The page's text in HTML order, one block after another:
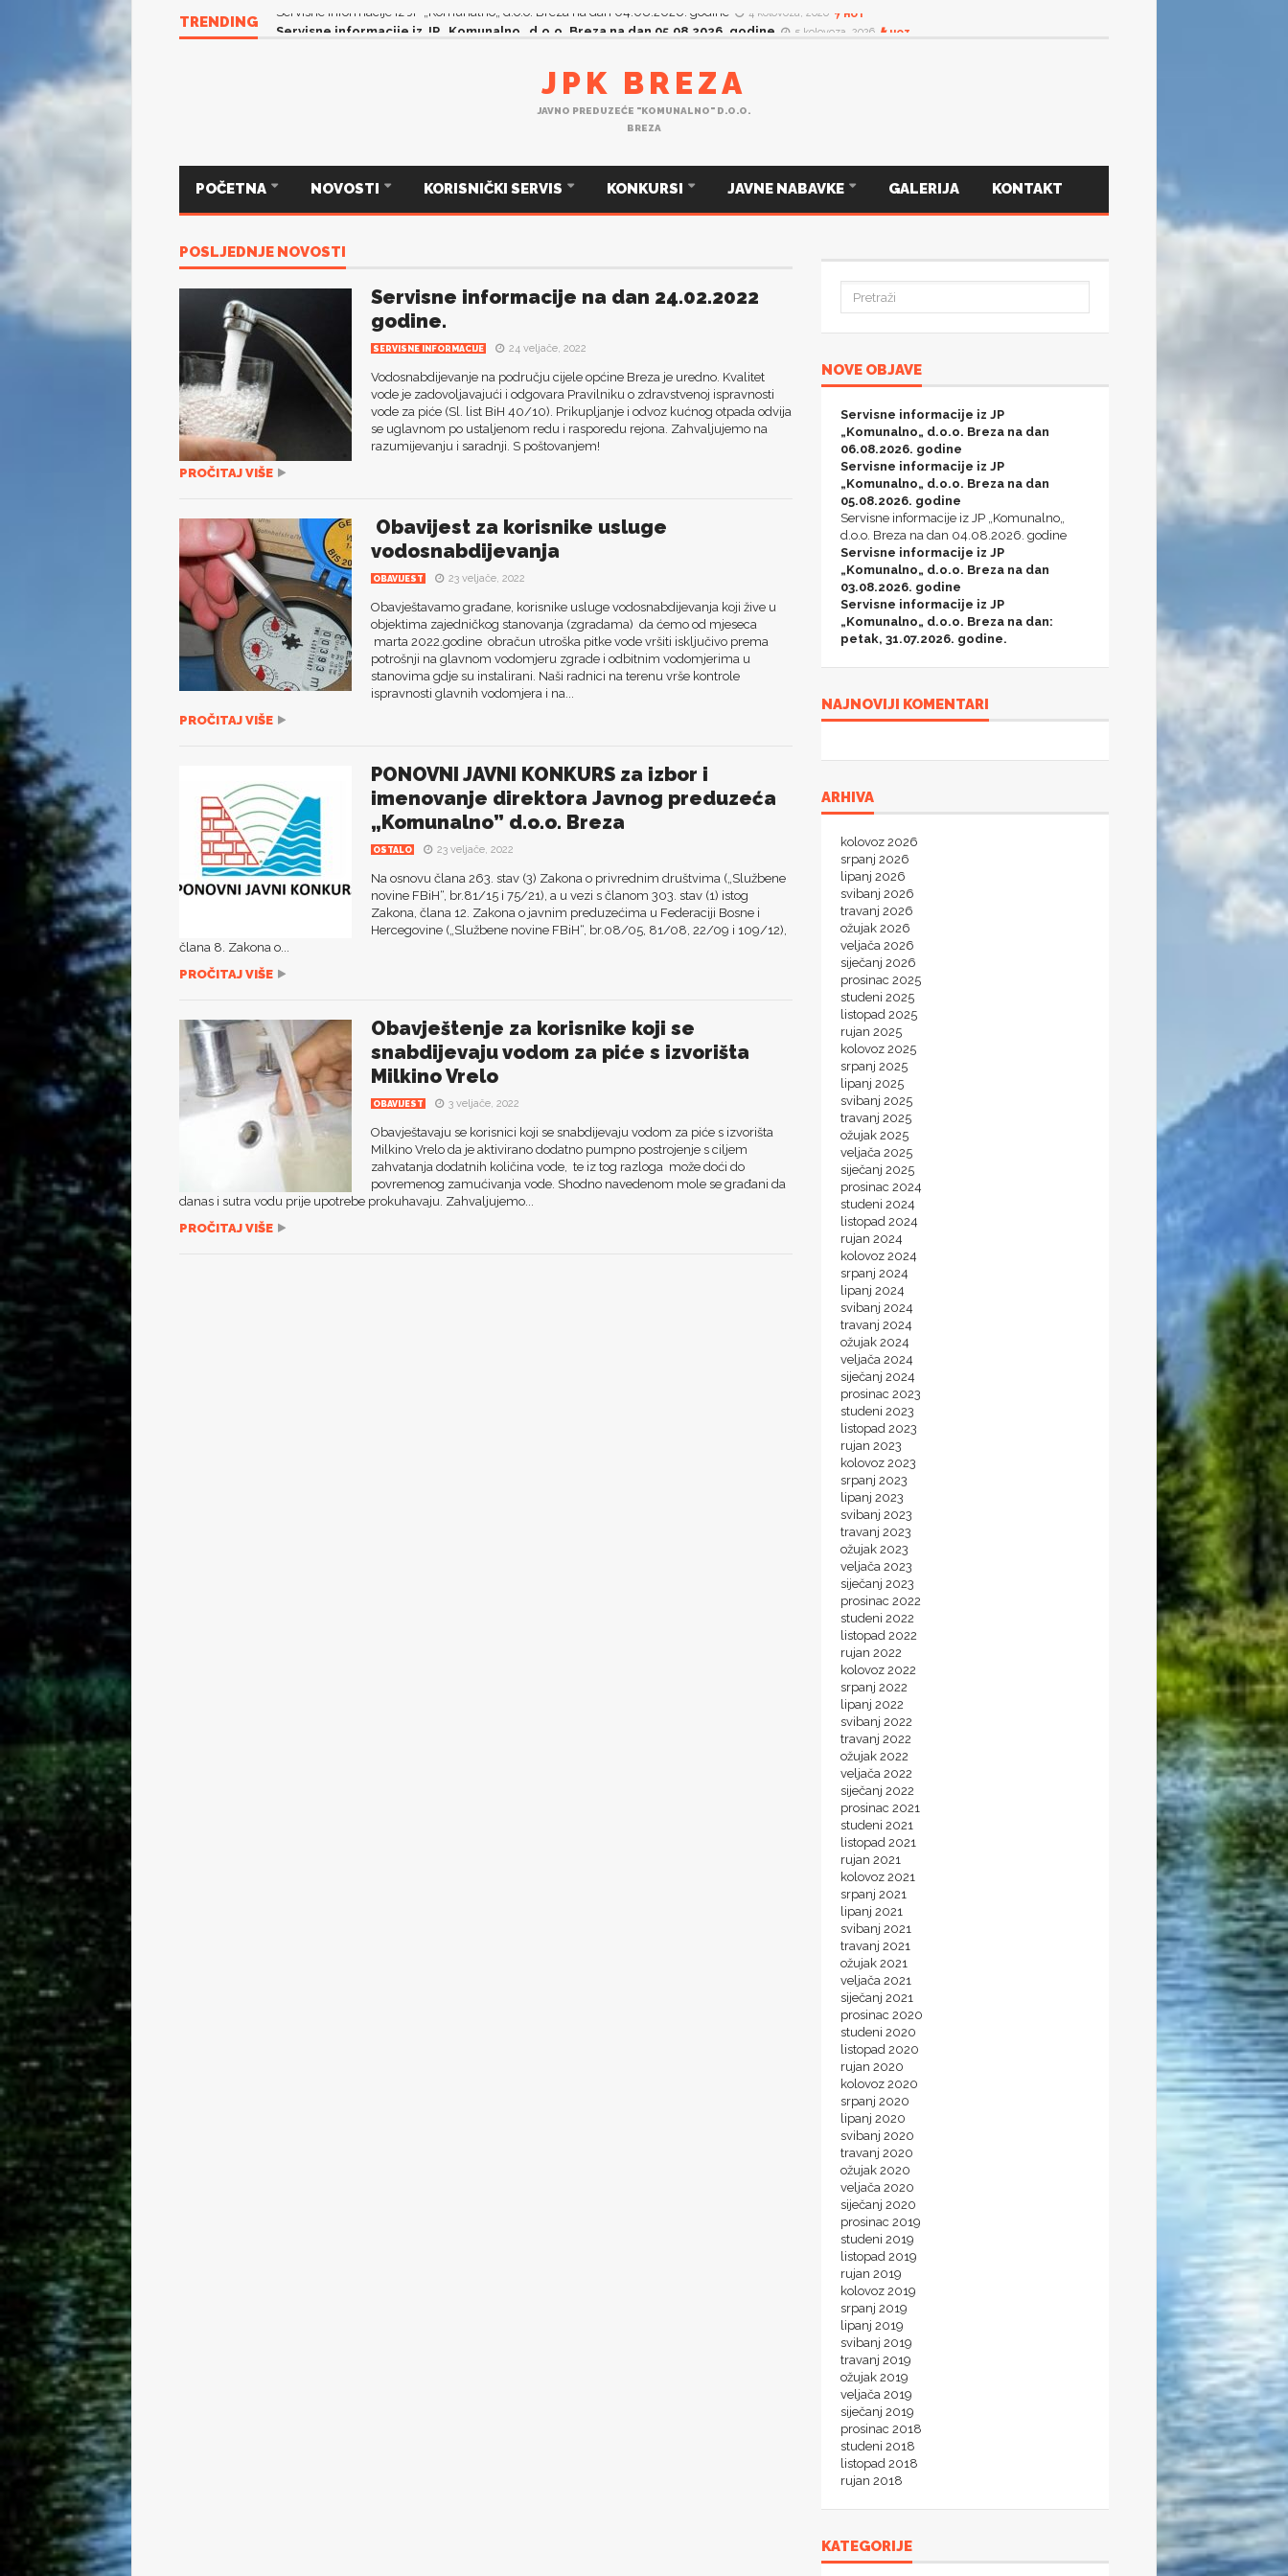
TRENDING Servisne informacije iz JP „Komunalno„ d.o.o. Breza na dan 04.08.2026. godine 4 kolovoza, 2026
JPK BREZA
JAVNO PREDUZEĆE "KOMUNALNO" D.O.O.
BREZA
POČETNA NOVOSTI KORISNIČKI SERVIS KONKURSI JAVNE NABAVKE GALERIJA KONTAKT
POSLJEDNJE NOVOSTI
Servisne informacije na dan 24.02.2022
godine.
SERVISNE INFORMACIJE 24 veljače, 2022
Vodosnabdijevanje na području cijele općine Breza je uredno. Kvalitet
vode je zadovoljavajući i odgovara Pravilniku o zdravstvenoj ispravnosti
vode za piće (Sl. list BiH 40/10). Prikupljanje i odvoz kućnog otpada odvija
se uglavnom po ustaljenom redu i rasporedu rejona. Zahvaljujemo na
razumijevanju i saradnji. S poštovanjem!
PROČITAJ VIŠE
Obavijest za korisnike usluge
vodosnabdijevanja
OBAVIJEST 23 veljače, 2022
Obavještavamo građane, korisnike usluge vodosnabdijevanja koji žive u
objektima zajedničkog stanovanja (zgradama) da ćemo od mjeseca
marta 2022.godine obračun utroška pitke vode vršiti isključivo prema
potrošnji na glavnom vodomjeru zgrade i odbitnim vodomjerima u
stanovima gdje su instalirani. Naši radnici na terenu vrše kontrole
ispravnosti glavnih vodomjera i na...
PROČITAJ VIŠE
PONOVNI JAVNI KONKURS za izbor i
imenovanje direktora Javnog preduzeća
„Komunalno” d.o.o. Breza
OSTALO 23 veljače, 2022
Na osnovu člana 263. stav (3) Zakona o privrednim društvima („Službene
novine FBiH“, br.81/15 i 75/21), a u vezi s članom 303. stav (1) istog
Zakona, člana 12. Zakona o javnim preduzećima u Federaciji Bosne i
Hercegovine („Službene novine FBiH“, br.08/05, 81/08, 22/09 i 109/12),
člana 8. Zakona o...
PROČITAJ VIŠE
Obavještenje za korisnike koji se
snabdijevaju vodom za piće s izvorišta
Milkino Vrelo
OBAVIJEST 3 veljače, 2022
Obavještavaju se korisnici koji se snabdijevaju vodom za piće s izvorišta
Milkino Vrelo da je aktivirano dodatno pumpno postrojenje s ciljem
zahvatanja dodatnih količina vode, te iz tog razloga može doći do
povremenog zamućivanja vode. Shodno navedenom mole se građani da
danas i sutra vodu prije upotrebe prokuhavaju. Zahvaljujemo...
PROČITAJ VIŠE
NOVE OBJAVE
Servisne informacije iz JP
„Komunalno„ d.o.o. Breza na dan
06.08.2026. godine
Servisne informacije iz JP
„Komunalno„ d.o.o. Breza na dan
05.08.2026. godine
Servisne informacije iz JP „Komunalno„
d.o.o. Breza na dan 04.08.2026. godine
Servisne informacije iz JP
„Komunalno„ d.o.o. Breza na dan
03.08.2026. godine
Servisne informacije iz JP
„Komunalno„ d.o.o. Breza na dan:
petak, 31.07.2026. godine.
NAJNOVIJI KOMENTARI
ARHIVA
kolovoz 2026
srpanj 2026
lipanj 2026
svibanj 2026
travanj 2026
ožujak 2026
veljača 2026
siječanj 2026
prosinac 2025
studeni 2025
listopad 2025
rujan 2025
kolovoz 2025
srpanj 2025
lipanj 2025
svibanj 2025
travanj 2025
ožujak 2025
veljača 2025
siječanj 2025
prosinac 2024
studeni 2024
listopad 2024
rujan 2024
kolovoz 2024
srpanj 2024
lipanj 2024
svibanj 2024
travanj 2024
ožujak 2024
veljača 2024
siječanj 2024
prosinac 2023
studeni 2023
listopad 2023
rujan 2023
kolovoz 2023
srpanj 2023
lipanj 2023
svibanj 2023
travanj 2023
ožujak 2023
veljača 2023
siječanj 2023
prosinac 2022
studeni 2022
listopad 2022
rujan 2022
kolovoz 2022
srpanj 2022
lipanj 2022
svibanj 2022
travanj 2022
ožujak 2022
veljača 2022
siječanj 2022
prosinac 2021
studeni 2021
listopad 2021
rujan 2021
kolovoz 2021
srpanj 2021
lipanj 2021
svibanj 2021
travanj 2021
ožujak 2021
veljača 2021
siječanj 2021
prosinac 2020
studeni 2020
listopad 2020
rujan 2020
kolovoz 2020
srpanj 2020
lipanj 2020
svibanj 2020
travanj 2020
ožujak 2020
veljača 2020
siječanj 2020
prosinac 2019
studeni 2019
listopad 2019
rujan 2019
kolovoz 2019
srpanj 2019
lipanj 2019
svibanj 2019
travanj 2019
ožujak 2019
veljača 2019
siječanj 2019
prosinac 2018
studeni 2018
listopad 2018
rujan 2018
KATEGORIJE